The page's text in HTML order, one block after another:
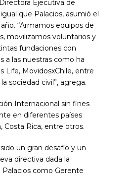
Ejecutiva de
que Palacios, asumió el
“Armamos equipos de
movilizamos voluntarios y
fundaciones con
a las nuestras como ha
Life, MovidosxChile, entre
sociedad civil”, agrega.
Internacional sin fines
en diferentes países
Costa Rica, entre otros.
un gran desafío y un
directiva dada la
como Gerente